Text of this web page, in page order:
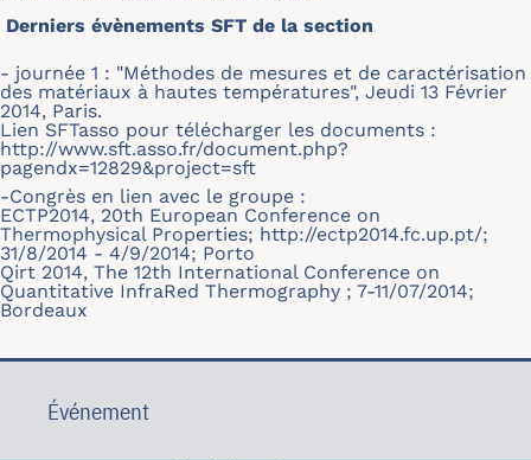
Derniers évènements SFT de la section
- journée 1 : "Méthodes de mesures et de caractérisation
des matériaux à hautes températures", Jeudi 13 Février
2014, Paris.
Lien SFTasso pour télécharger les documents :
http://www.sft.asso.fr/document.php?
pagendx=12829&project=sft
-Congrès en lien avec le groupe :
ECTP2014, 20th European Conference on
Thermophysical Properties; http://ectp2014.fc.up.pt/;
31/8/2014 - 4/9/2014; Porto
Qirt 2014, The 12th International Conference on
Quantitative InfraRed Thermography ; 7-11/07/2014;
Bordeaux
Événement